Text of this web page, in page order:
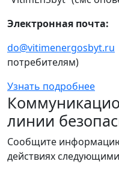
Электронная почта:
do@vitimenergosbyt.ru
потребителям)
Узнать подробнее
линии
Сообщите
действиях